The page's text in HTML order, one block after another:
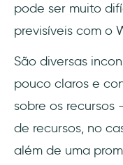
Quanto
certo ou uma
Perguntas
Quanto
pode ser muito
previsíveis com o
São diversas
pouco claros e
sobre os
de recursos, no
além de uma